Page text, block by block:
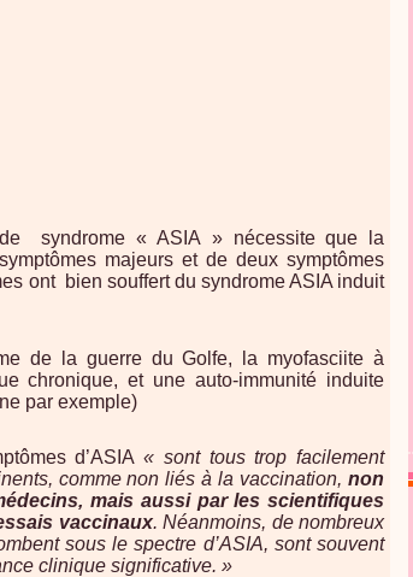
syndrome « ASIA » nécessite que la
symptômes majeurs et de deux symptômes
ont bien souffert du syndrome ASIA induit
de la guerre du Golfe, la myofasciite à
chronique, et une auto-immunité induite
par exemple)
d’ASIA« sont tous trop facilement
comme non liés à la vaccination, non
mais aussi par les scientifiques
vaccinaux. Néanmoins, de nombreux
sous le spectre d’ASIA, sont souvent
clinique significative. »